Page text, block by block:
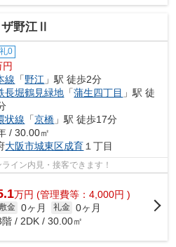
野江Ⅱ
礼0
円
線 「野江 」駅 徒歩2分
長堀鶴見緑地 「蒲生四丁目 」駅 徒
状線 「京橋 」駅 徒歩17分
/ 30.00㎡
大阪市城東区成育１丁目
イン内見・接客できます！
万円 (管理費等：4,000円 )
金 0ヶ月 礼金 0ヶ月
階 / 2DK / 30.00㎡